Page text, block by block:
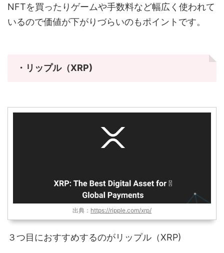
NFTを買ったりゲームや手数料など幅広く使われて
いるので価値が下がりづらいのもポイントです。
・リップル（XRP)
出典： https://ripple.com/xrp/
３つ目におすすめするのがリップル（XRP)